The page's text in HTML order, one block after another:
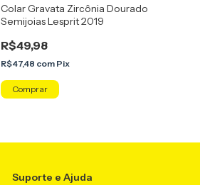
Colar Gravata Zircônia Dourado
Semijoias Lesprit 2019
R$49,98
R$47,48 com Pix
Suporte e Ajuda